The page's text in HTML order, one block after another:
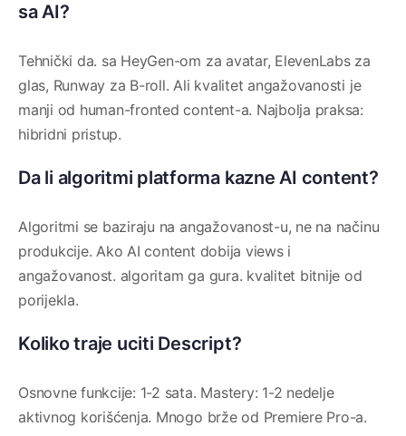
sa AI?
Tehnički da. sa HeyGen-om za avatar, ElevenLabs za
glas, Runway za B-roll. Ali kvalitet angažovanosti je
manji od human-fronted content-a. Najbolja praksa:
hibridni pristup.
Da li algoritmi platforma kazne AI content?
Algoritmi se baziraju na angažovanost-u, ne na načinu
produkcije. Ako AI content dobija views i
angažovanost. algoritam ga gura. kvalitet bitnije od
porijekla.
Koliko traje uciti Descript?
Osnovne funkcije: 1-2 sata. Mastery: 1-2 nedelje
aktivnog korišćenja. Mnogo brže od Premiere Pro-a.